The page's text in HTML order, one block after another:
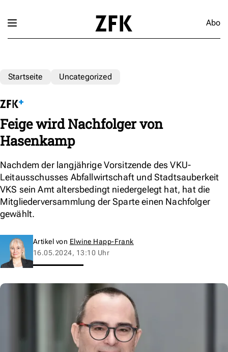
Abo
Startseite Uncategorized
Feige wird Nachfolger von
Hasenkamp
Nachdem der langjährige Vorsitzende des VKU-
Leitausschusses Abfallwirtschaft und Stadtsauberkeit
VKS sein Amt altersbedingt niedergelegt hat, hat die
Mitgliederversammlung der Sparte einen Nachfolger
gewählt.
Artikel von Elwine Happ-Frank
16.05.2024, 13:10 Uhr